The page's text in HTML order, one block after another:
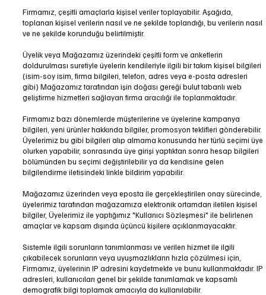
Firmamız, çeşitli amaçlarla kişisel veriler toplayabilir. Aşağıda,
toplanan kişisel verilerin nasıl ve ne şekilde toplandığı, bu verilerin nasıl
ve ne şekilde korunduğu belirtilmiştir.
Üyelik veya Mağazamız üzerindeki çeşitli form ve anketlerin
doldurulması suretiyle üyelerin kendileriyle ilgili bir takım kişisel bilgileri
(isim-soy isim, firma bilgileri, telefon, adres veya e-posta adresleri
gibi) Mağazamız tarafından işin doğası gereği bulut tabanlı web
geliştirme hizmetleri sağlayan firma aracılığı ile toplanmaktadır.
Firmamız bazı dönemlerde müşterilerine ve üyelerine kampanya
bilgileri, yeni ürünler hakkında bilgiler, promosyon teklifleri gönderebilir.
Üyelerimiz bu gibi bilgileri alıp almama konusunda her türlü seçimi üye
olurken yapabilir, sonrasında üye girişi yaptıktan sonra hesap bilgileri
bölümünden bu seçimi değiştirilebilir ya da kendisine gelen
bilgilendirme iletisindeki linkle bildirim yapabilir.
Mağazamız üzerinden veya eposta ile gerçekleştirilen onay sürecinde,
üyelerimiz tarafından mağazamıza elektronik ortamdan iletilen kişisel
bilgiler, Üyelerimiz ile yaptığımız "Kullanıcı Sözleşmesi" ile belirlenen
amaçlar ve kapsam dışında üçüncü kişilere açıklanmayacaktır.
Sistemle ilgili sorunların tanımlanması ve verilen hizmet ile ilgili
çıkabilecek sorunların veya uyuşmazlıkların hızla çözülmesi için,
Firmamız, üyelerinin IP adresini kaydetmekte ve bunu kullanmaktadır. IP
adresleri, kullanıcıları genel bir şekilde tanımlamak ve kapsamlı
demografik bilgi toplamak amacıyla da kullanılabilir.